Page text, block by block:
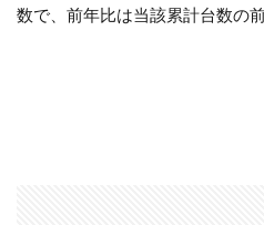
数で、前年比は当該累計台数の